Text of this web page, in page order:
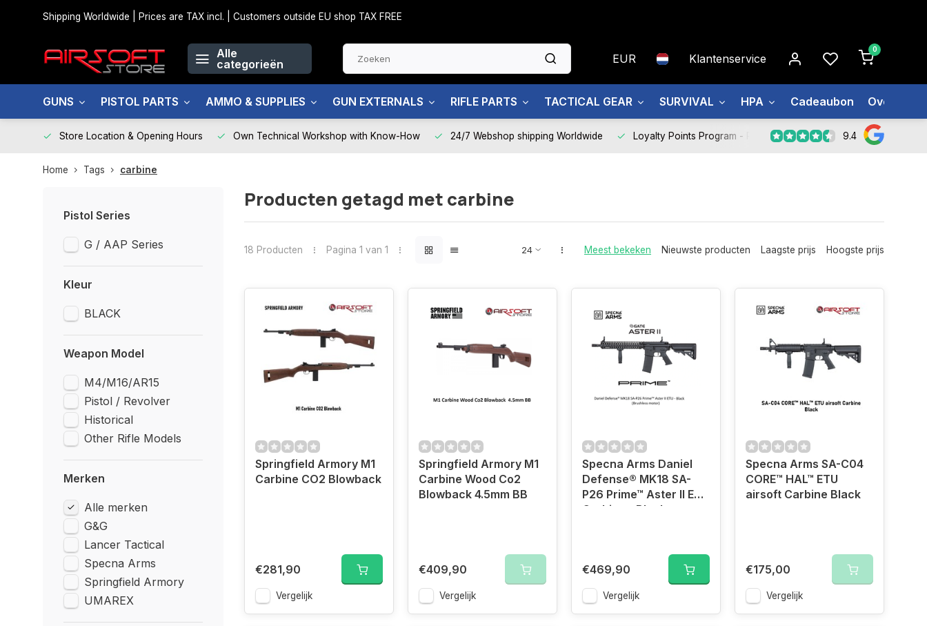
Shipping Worldwide | Prices are TAX incl. | Customers outside EU shop TAX FREE
Alle
categorieën
EUR Klantenservice
0
GUNS PISTOL PARTS AMMO & SUPPLIES GUN EXTERNALS RIFLE PARTS TACTICAL GEAR SURVIVAL HPA Cadeaubon Over ons
Store Location & Opening Hours Own Technical Workshop with Know-How 24/7 Webshop shipping Worldwide Loyalty Points Program - Register Now 9.4
Home Tags carbine
Pistol Series
G / AAP Series
Kleur
BLACK
Weapon Model
M4/M16/AR15
Pistol / Revolver
Historical
Other Rifle Models
Merken
Alle merken
G&G
Lancer Tactical
Specna Arms
Springfield Armory
UMAREX
Producten getagd met carbine
18 Producten Pagina 1 van 1 Meest bekeken Nieuwste producten Laagste prijs Hoogste prijs
Springfield Armory M1
Carbine CO2 Blowback
€281,90
Vergelijk
Springfield Armory M1
Carbine Wood Co2
Blowback 4.5mm BB
€409,90
Vergelijk
Specna Arms Daniel
Defense® MK18 SA-
P26 Prime™ Aster II ETU
Carbine - Black
€469,90
Vergelijk
Specna Arms SA-C04
CORE™ HAL™ ETU
airsoft Carbine Black
€175,00
Vergelijk